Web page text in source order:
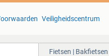
Veiligheidscentrum
Fietsen | Bakfietsen